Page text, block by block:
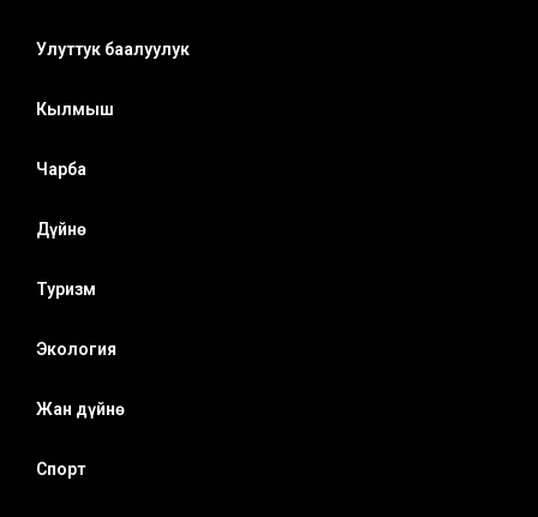
Улуттук баалуулук
Кылмыш
Чарба
Дүйнө
Туризм
Экология
Жан дүйнө
Спорт